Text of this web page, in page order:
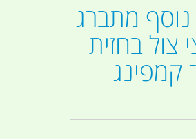
נוסף מתברג
צול בחזית
קמפינג